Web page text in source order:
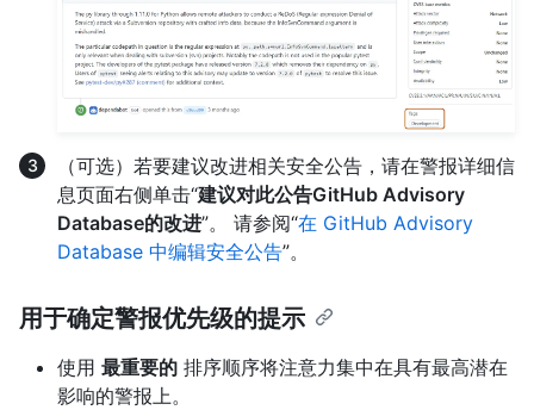
（可选）若要建议改进相关安全公告，请在警报详细信
息页面右侧单击“建议对此公告GitHub Advisory
Database的改进”。 请参阅“在 GitHub Advisory
Database 中编辑安全公告”。
用于确定警报优先级的提示
使用 最重要的 排序顺序将注意力集中在具有最高潜在
影响的警报上。